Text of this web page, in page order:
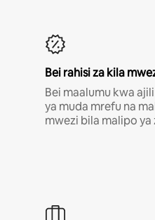
Bei rahisi za kila
Bei maalumu kwa
ya muda mrefu na
mwezi bila malipo ya